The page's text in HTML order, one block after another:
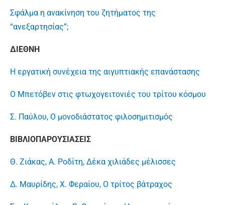
Σφάλμα η ανακίνηση του ζητήματος της
“ανεξαρτησίας”;
ΔΙΕΘΝΗ
Η εργατική συνέχεια της αιγυπτιακής επανάστασης
Ο Μπετόβεν στις φτωχογειτονιές του τρίτου κόσμου
Σ. Παύλου, Ο μονοδιάστατος φιλοσημιτισμός
ΒΙΒΛΙΟΠΑΡΟΥΣΙΑΣΕΙΣ
Θ. Ζιάκας, Α. Ροδίτη, Δέκα χιλιάδες μέλισσες
Δ. Μαυρίδης, Χ. Φεραίου, Ο τρίτος βάτραχος